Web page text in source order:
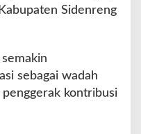
Sidenreng
sebagai wadah
kontribusi